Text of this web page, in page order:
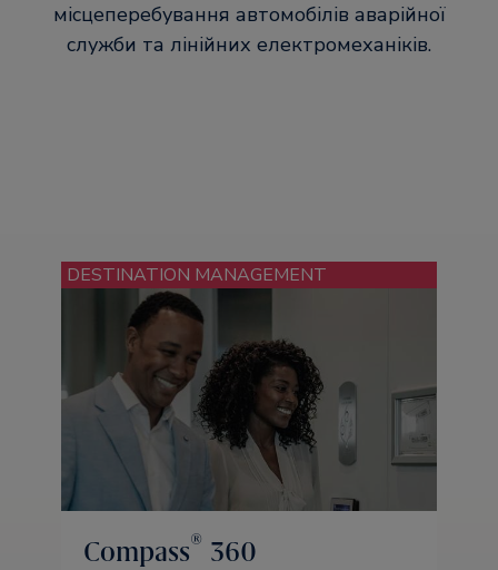
місцеперебування автомобілів аварійної
служби та лінійних електромеханіків.
DESTINATION MANAGEMENT
Compass® 360